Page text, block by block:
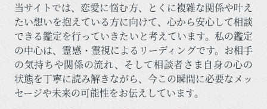
当サイトでは、恋愛に悩む方、とくに複雑な関係や叶え
たい想いを抱えている方に向けて、心から安心して相談
できる鑑定を行っていきたいと考えています。私の鑑定
の中心は、霊感・霊視によるリーディングです。お相手
の気持ちや関係の流れ、そして相談者さま自身の心の
状態を丁寧に読み解きながら、今この瞬間に必要なメッ
セージや未来の可能性をお伝えしています。